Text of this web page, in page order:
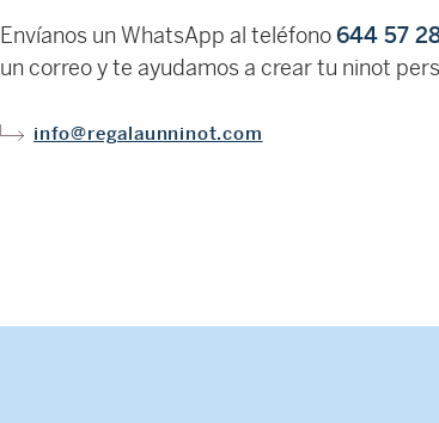
Envíanos un WhatsApp al teléfono644 57
un correo y te ayudamos a crear tu ninot
info@regalaunninot.com